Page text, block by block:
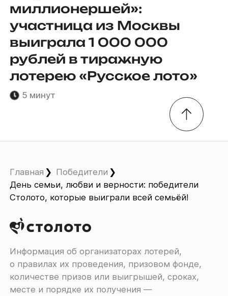
миллионершей»:
участница из Москвы
выиграла 1 000 000
рублей в тиражную
лотерею «Русское лото»
5 минут
Главная
Победители
День семьи, любви и верности: победители
Столото, которые выиграли всей семьёй!
Информация об организаторах лотерей,
о правилах их проведения, призовом фонде,
количестве призов или выигрышей, сроках,
месте и порядке их получения ―